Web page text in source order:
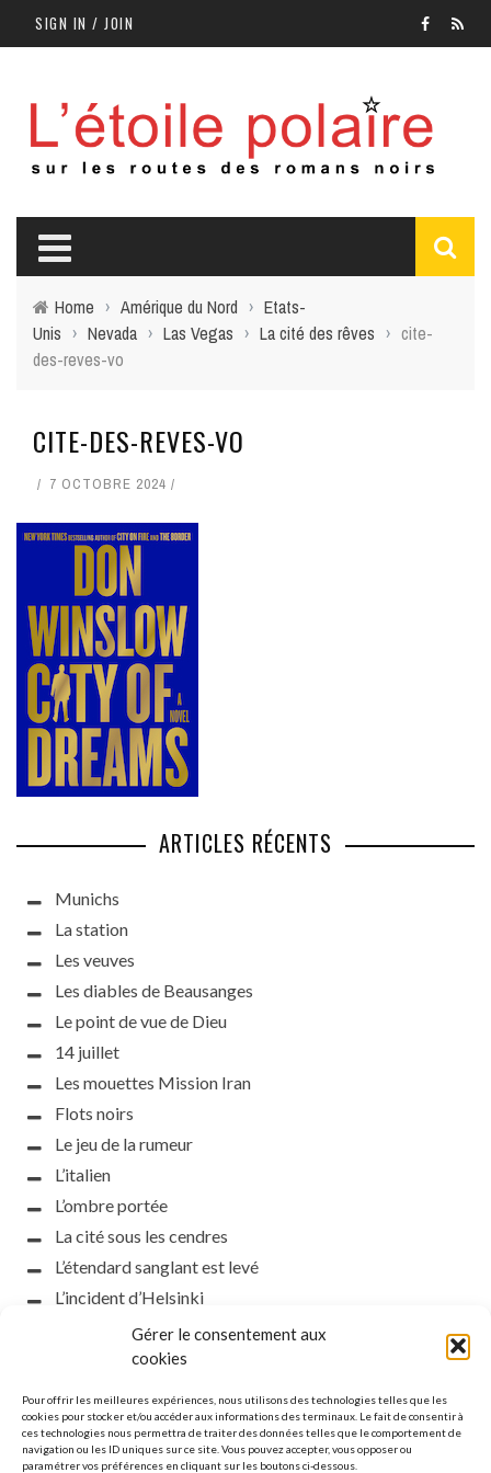
Gérer le consentement aux
cookies
Pour offrir les meilleures expériences, nous utilisons des technologies telles que les
cookies pour stocker et/ou accéder aux informations des terminaux. Le fait de consentir à
ces technologies nous permettra de traiter des données telles que le comportement de
navigation ou les ID uniques sur ce site. Vous pouvez accepter, vous opposer ou
paramétrer vos préférences en cliquant sur les boutons ci-dessous.
SIGN IN / JOIN
Home › Amérique du Nord › Etats-
Unis › Nevada › Las Vegas › La cité des rêves › cite-
des-reves-vo
CITE-DES-REVES-VO
7 OCTOBRE 2024
ARTICLES RÉCENTS
Munichs
La station
Les veuves
Les diables de Beausanges
Le point de vue de Dieu
14 juillet
Les mouettes Mission Iran
Flots noirs
Le jeu de la rumeur
L’italien
L’ombre portée
La cité sous les cendres
L’étendard sanglant est levé
L’incident d’Helsinki
la petite fasciste
Toutes les nuances de la nuit
Que s’obscurcissent le soleil et la lumière
Le silence